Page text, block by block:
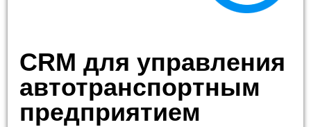
CRM для управления
автотранспортным
предприятием